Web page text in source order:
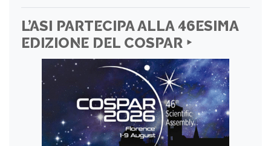
L’ASI PARTECIPA ALLA 46ESIMA
EDIZIONE DEL COSPAR ‣